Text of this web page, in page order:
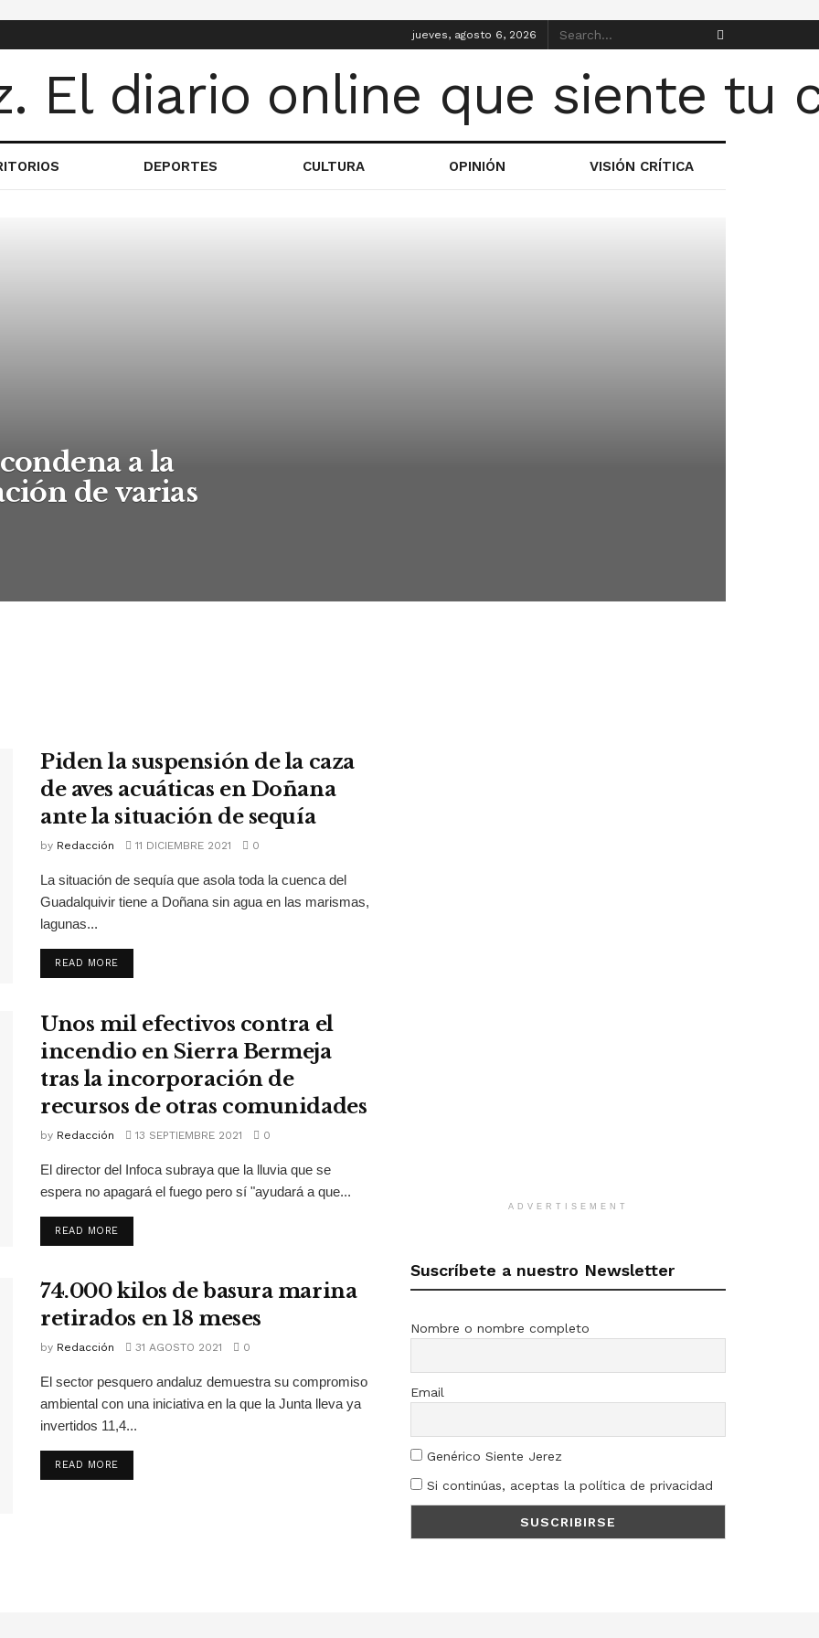
jueves, agosto 6, 2026
DEPORTES CULTURA OPINIÓN VISIÓN CRÍTICA
a la
de varias
Piden la suspensión de la caza
de aves acuáticas en Doñana
ante la situación de sequía
by Redacción 11 DICIEMBRE 2021 0
La situación de sequía que asola toda la cuenca del
Guadalquivir tiene a Doñana sin agua en las marismas,
lagunas...
READ MORE
Unos mil efectivos contra el
incendio en Sierra Bermeja
tras la incorporación de
recursos de otras comunidades
by Redacción 13 SEPTIEMBRE 2021 0
El director del Infoca subraya que la lluvia que se
espera no apagará el fuego pero sí "ayudará a que...
READ MORE
74.000 kilos de basura marina
retirados en 18 meses
by Redacción 31 AGOSTO 2021 0
El sector pesquero andaluz demuestra su compromiso
ambiental con una iniciativa en la que la Junta lleva ya
invertidos 11,4...
READ MORE
ADVERTISEMENT
Suscríbete a nuestro Newsletter
Nombre o nombre completo
Email
Genérico Siente Jerez
Si continúas, aceptas la política de privacidad